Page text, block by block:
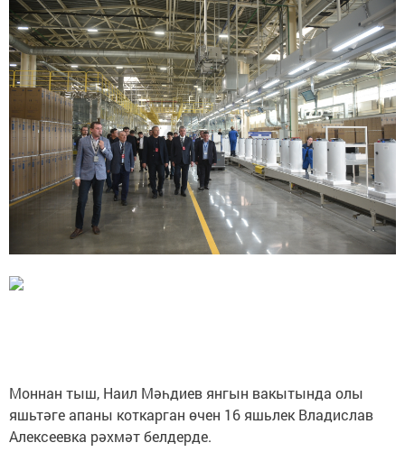
Моннан тыш, Наил Мәһдиев янгын вакытында олы
яшьтәге апаны коткарган өчен 16 яшьлек Владислав
Алексеевка рәхмәт белдерде.